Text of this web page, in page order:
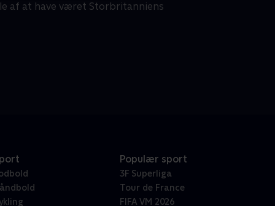
af at have været Storbritanniens
Populær sport
3F Superliga
Tour de France
FIFA VM 2026